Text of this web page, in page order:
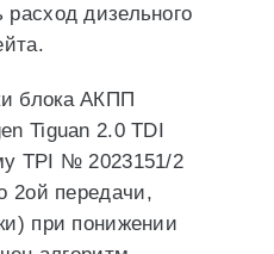
дизельного
блока АКПП
Tiguan 2.0 TDI
TPI № 2023151/2
2ой передачи,
при понижении